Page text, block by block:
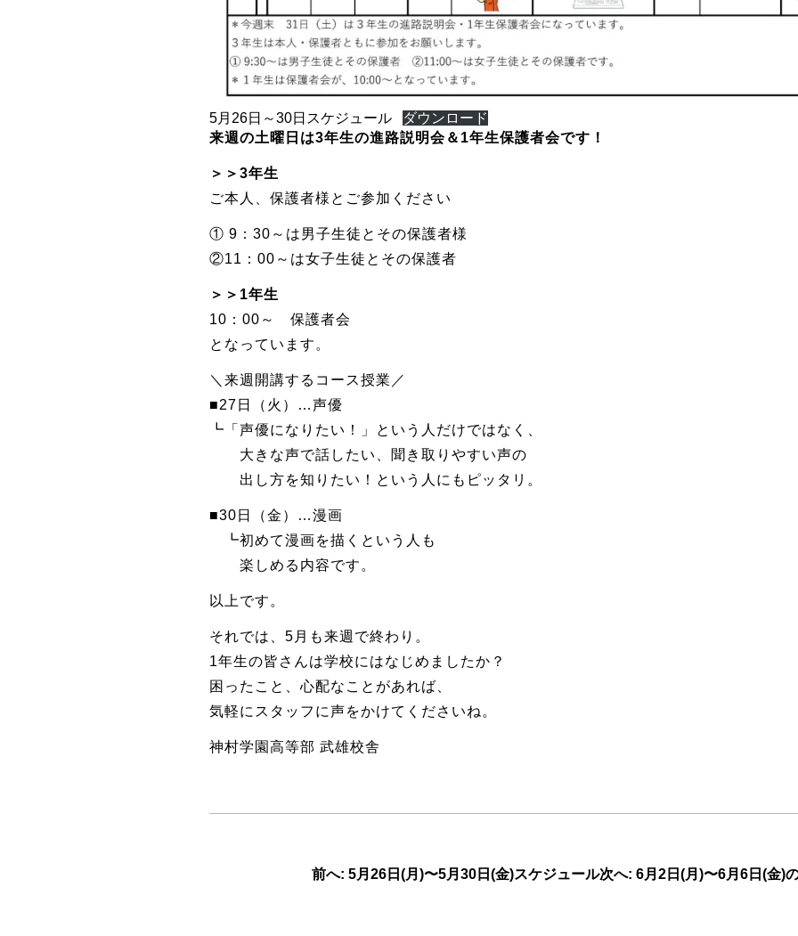
5月26日～30日スケジュール
ダウンロード
来週の土曜日は3年生の進路説明会＆1年生保護者会です！
＞＞3年生
ご本人、保護者様とご参加ください
① 9：30～は男子生徒とその保護者様
②11：00～は女子生徒とその保護者
＞＞1年生
10：00～ 保護者会
となっています。
＼来週開講するコース授業／
■27日（火）…声優
┗「声優になりたい！」という人だけではなく、
大きな声で話したい、聞き取りやすい声の
出し方を知りたい！という人にもピッタリ。
■30日（金）…漫画
┗初めて漫画を描くという人も
楽しめる内容です。
以上です。
それでは、5月も来週で終わり。
1年生の皆さんは学校にはなじめましたか？
困ったこと、心配なことがあれば、
気軽にスタッフに声をかけてくださいね。
神村学園高等部 武雄校舎
前へ: 5月26日(月)〜5月30日(金)スケジュール次へ: 6月2日(月)〜6月6日(金)